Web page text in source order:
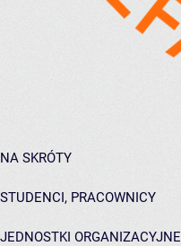
NA SKRÓTY
STUDENCI, PRACOWNICY
JEDNOSTKI ORGANIZACYJNE